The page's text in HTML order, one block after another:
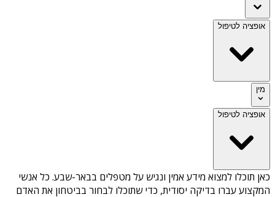
אופציה לטיפול
מין
אופציה לטיפול
כאן תוכלו למצוא מידע אמין ונגיש על מטפלים בבאר-שבע. כל אנשי
המקצוע עברו בדיקה יסודית, כדי שתוכלו לבחור בביטחון את האדם